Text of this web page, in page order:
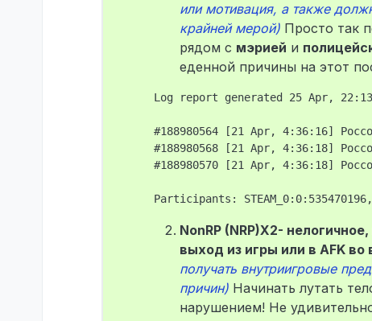
или мотивация, а также
крайней мерой) Просто так
рядом с мэрией и
еденной причины на этот
Log report generated 25 Apr,
#188980564 [21 Apr, 4:36:16]
#188980568 [21 Apr, 4:36:18]
#188980570 [21 Apr, 4:36:18]
NonRP (NRP)X2-
выход из игры или в AFK
получать внутриигровые
причин) Начинать лутать
нарушением! Не